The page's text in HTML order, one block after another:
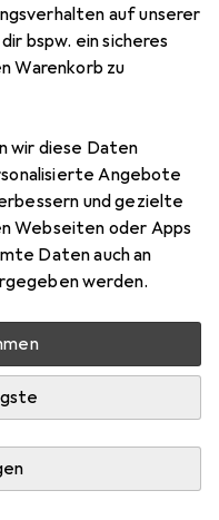
auf unserer
bspw. ein sicheres
Warenkorb zu
wir diese Daten
Angebote
und gezielte
Webseiten oder Apps
Daten auch an
werden.
mit 2
240 g/qm
Klappen
geliefert